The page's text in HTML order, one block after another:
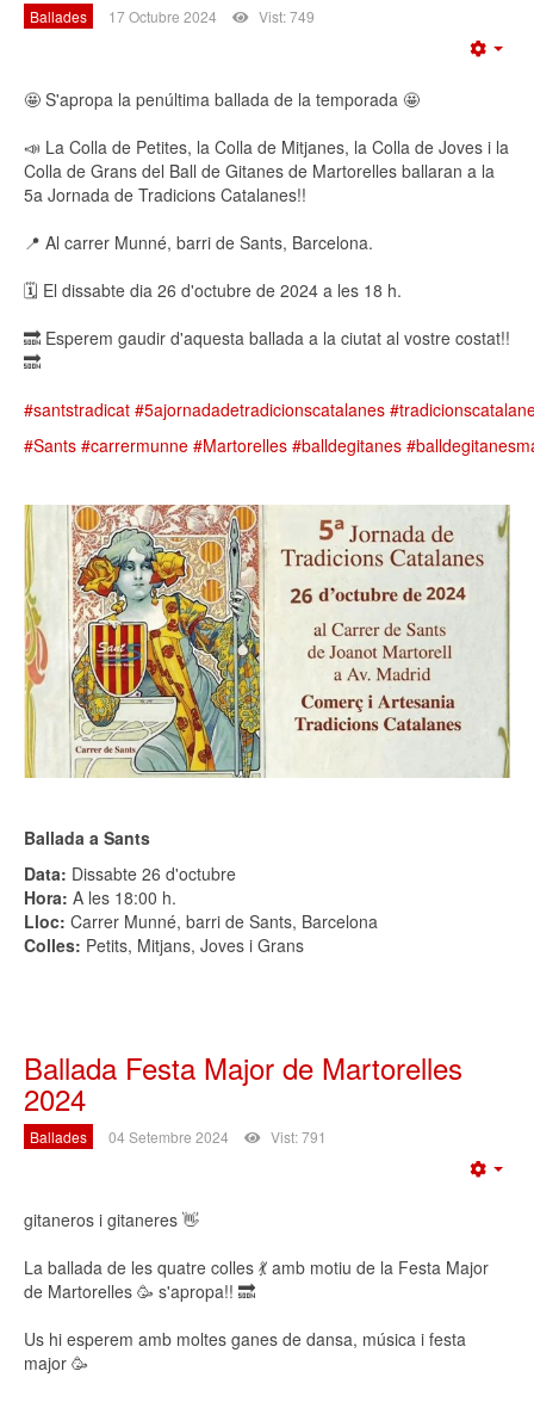
Ballades 17 Octubre 2024 Vist: 749
🤩 S'apropa la penúltima ballada de la temporada 🤩
📣 La Colla de Petites, la Colla de Mitjanes, la Colla de Joves i la
Colla de Grans del Ball de Gitanes de Martorelles ballaran a la
5a Jornada de Tradicions Catalanes!!
📍 Al carrer Munné, barri de Sants, Barcelona.
🗓️ El dissabte dia 26 d'octubre de 2024 a les 18 h.
🔜 Esperem gaudir d'aquesta ballada a la ciutat al vostre costat!!
🔜
#santstradicat #5ajornadadetradicionscatalanes
#Sants #carrermunne #Martorelles #balldegitanes
Ballada a Sants
Data: Dissabte 26 d'octubre
Hora: A les 18:00 h.
Lloc: Carrer Munné, barri de Sants, Barcelona
Colles: Petits, Mitjans, Joves i Grans
Ballada Festa Major de Martorelles
2024
Ballades 04 Setembre 2024 Vist: 791
gitaneros i gitaneres 👋
La ballada de les quatre colles 💃 amb motiu de la Festa Major
de Martorelles 🥳 s'apropa!! 🔜
Us hi esperem amb moltes ganes de dansa, música i festa
major 🥳